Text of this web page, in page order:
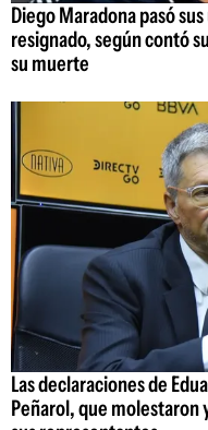
Diego Maradona pasó
resignado, según contó
su muerte
Las declaraciones de
Peñarol, que molestaron